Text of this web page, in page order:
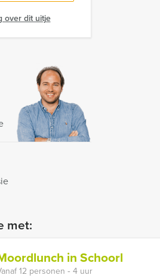
over dit uitje
met:
in Schoorl
12 personen ‐ 4 uur